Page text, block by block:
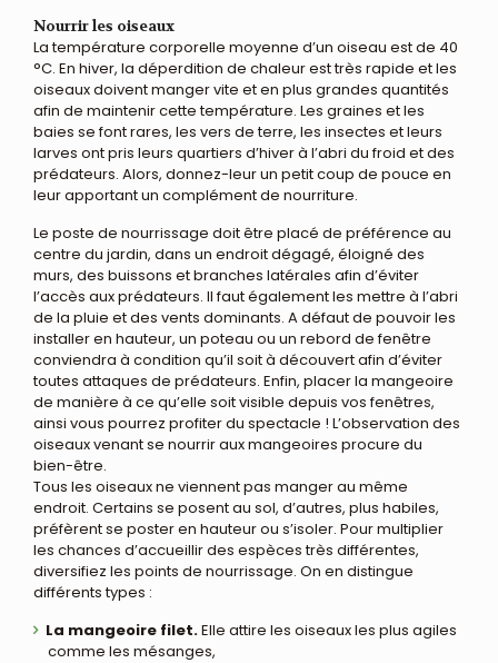
Nourrir les oiseaux
La température corporelle moyenne d’un oiseau est de 40
°C. En hiver, la déperdition de chaleur est très rapide et les
oiseaux doivent manger vite et en plus grandes quantités
afin de maintenir cette température. Les graines et les
baies se font rares, les vers de terre, les insectes et leurs
larves ont pris leurs quartiers d’hiver à l’abri du froid et des
prédateurs. Alors, donnez-leur un petit coup de pouce en
leur apportant un complément de nourriture.
Le poste de nourrissage doit être placé de préférence au
centre du jardin, dans un endroit dégagé, éloigné des
murs, des buissons et branches latérales afin d’éviter
l’accès aux prédateurs. Il faut également les mettre à l’abri
de la pluie et des vents dominants. A défaut de pouvoir les
installer en hauteur, un poteau ou un rebord de fenêtre
conviendra à condition qu’il soit à découvert afin d’éviter
toutes attaques de prédateurs. Enfin, placer la mangeoire
de manière à ce qu’elle soit visible depuis vos fenêtres,
ainsi vous pourrez profiter du spectacle ! L’observation des
oiseaux venant se nourrir aux mangeoires procure du
bien-être.
Tous les oiseaux ne viennent pas manger au même
endroit. Certains se posent au sol, d’autres, plus habiles,
préfèrent se poster en hauteur ou s’isoler. Pour multiplier
les chances d’accueillir des espèces très différentes,
diversifiez les points de nourrissage. On en distingue
différents types :
La mangeoire filet.Elle attire les oiseaux les plus agiles
comme les mésanges,